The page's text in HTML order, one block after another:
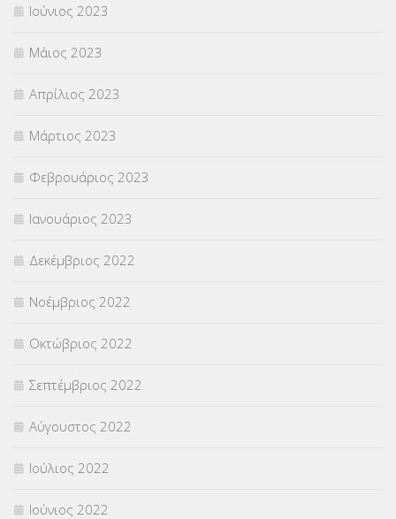
Ιούνιος 2023
Μάιος 2023
Απρίλιος 2023
Μάρτιος 2023
Φεβρουάριος 2023
Ιανουάριος 2023
Δεκέμβριος 2022
Νοέμβριος 2022
Οκτώβριος 2022
Σεπτέμβριος 2022
Αύγουστος 2022
Ιούλιος 2022
Ιούνιος 2022